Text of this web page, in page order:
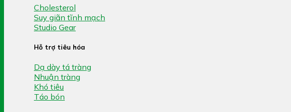
Cholesterol
Suy giãn tĩnh mạch
Studio Gear
Hỗ trợ tiêu hóa
Dạ dày tá tràng
Nhuận tràng
Khó tiêu
Táo bón